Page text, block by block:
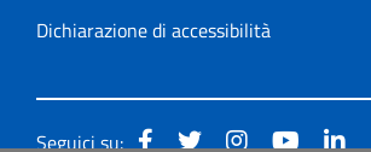
Dichiarazione di accessibilità
Seguici su: